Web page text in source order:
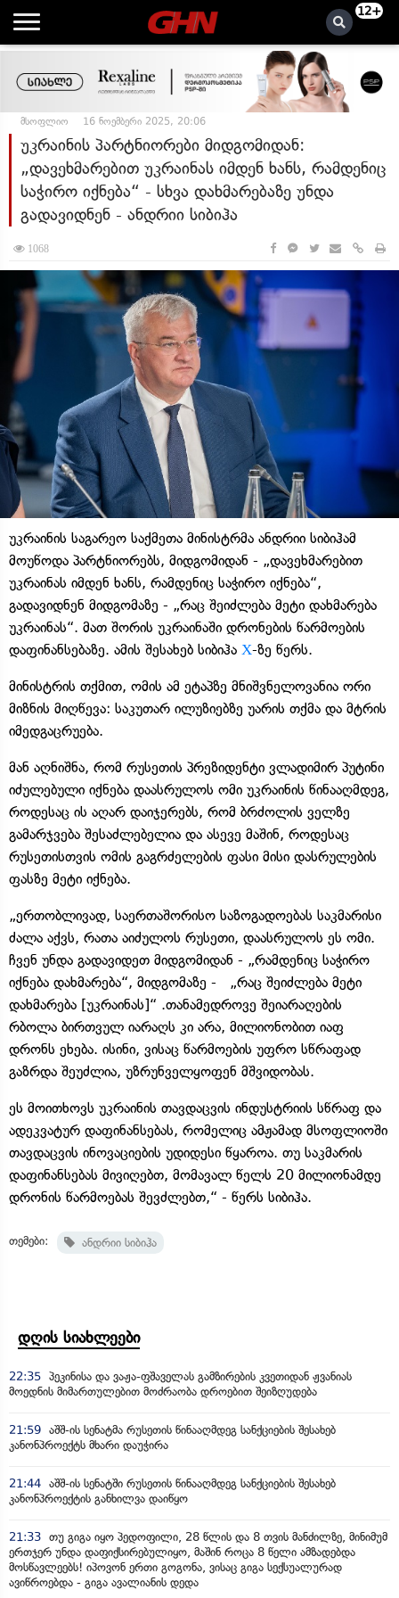
12+
მსოფლიო 16 ნოემბერი 2025, 20:06
უკრაინის პარტნიორები მიდგომიდან:
„დავეხმარებით უკრაინას იმდენ ხანს, რამდენიც
საჭირო იქნება“ - სხვა დახმარებაზე უნდა
გადავიდნენ - ანდრიი სიბიჰა
1068
უკრაინის საგარეო საქმეთა მინისტრმა ანდრიი სიბიჰამ
მოუწოდა პარტნიორებს, მიდგომიდან - „დავეხმარებით
უკრაინას იმდენ ხანს, რამდენიც საჭირო იქნება“,
გადავიდნენ მიდგომაზე - „რაც შეიძლება მეტი დახმარება
უკრაინას“. მათ შორის უკრაინაში დრონების წარმოების
დაფინანსებაზე. ამის შესახებ სიბიჰა Х-ზე წერს.
მინისტრის თქმით, ომის ამ ეტაპზე მნიშვნელოვანია ორი
მიზნის მიღწევა: საკუთარ ილუზიებზე უარის თქმა და მტრის
იმედგაცრუება.
მან აღნიშნა, რომ რუსეთის პრეზიდენტი ვლადიმირ პუტინი
იძულებული იქნება დაასრულოს ომი უკრაინის წინააღმდეგ,
როდესაც ის აღარ დაიჯერებს, რომ ბრძოლის ველზე
გამარჯვება შესაძლებელია და ასევე მაშინ, როდესაც
რუსეთისთვის ომის გაგრძელების ფასი მისი დასრულების
ფასზე მეტი იქნება.
„ერთობლივად, საერთაშორისო საზოგადოებას საკმარისი
ძალა აქვს, რათა აიძულოს რუსეთი, დაასრულოს ეს ომი.
ჩვენ უნდა გადავიდეთ მიდგომიდან - „რამდენიც საჭირო
იქნება დახმარება“, მიდგომაზე - „რაც შეიძლება მეტი
დახმარება [უკრაინას]“ .თანამედროვე შეიარაღების
რბოლა ბირთვულ იარაღს კი არა, მილიონობით იაფ
დრონს ეხება. ისინი, ვისაც წარმოების უფრო სწრაფად
გაზრდა შეუძლია, უზრუნველყოფენ მშვიდობას.
ეს მოითხოვს უკრაინის თავდაცვის ინდუსტრიის სწრაფ და
ადეკვატურ დაფინანსებას, რომელიც ამჟამად მსოფლიოში
თავდაცვის ინოვაციების უდიდესი წყაროა. თუ საკმარის
დაფინანსებას მივიღებთ, მომავალ წელს 20 მილიონამდე
დრონის წარმოებას შევძლებთ,“ - წერს სიბიჰა.
თემები: ანდრიი სიბიჰა
დღის სიახლეები
22:35 პეკინისა და ვაჟა-ფშაველას გამზირების კვეთიდან ჟვანიას
მოედნის მიმართულებით მოძრაობა დროებით შეიზღუდება
21:59 აშშ-ის სენატმა რუსეთის წინააღმდეგ სანქციების შესახებ
კანონპროექტს მხარი დაუჭირა
21:44 აშშ-ის სენატში რუსეთის წინააღმდეგ სანქციების შესახებ
კანონპროექტის განხილვა დაიწყო
21:33 თუ გიგა იყო პედოფილი, 28 წლის და 8 თვის მანძილზე, მინიმუმ
ერთჯერ უნდა დაფიქსირებულიყო, მაშინ როცა 8 წელი ამზადებდა
მოსწავლეებს! იპოვონ ერთი გოგონა, ვისაც გიგა სექსუალურად
ავიწროებდა - გიგა ავალიანის დედა